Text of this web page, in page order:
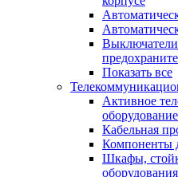
Показать все
Активное
оборудование
Кабельная
Компоненты
Шкафы,